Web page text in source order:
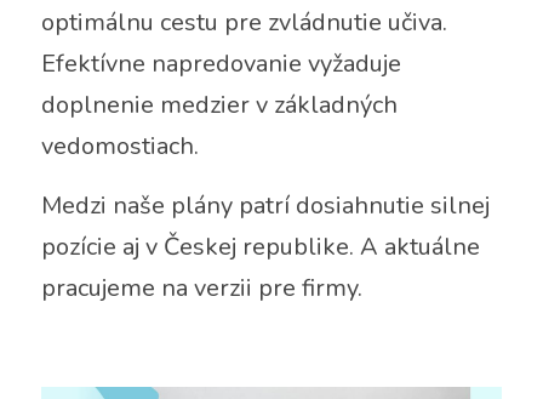
optimálnu cestu pre zvládnutie učiva.
Efektívne napredovanie vyžaduje
doplnenie medzier v základných
vedomostiach.
Medzi naše plány patrí dosiahnutie silnej
pozície aj v Českej republike. A aktuálne
pracujeme na verzii pre firmy.